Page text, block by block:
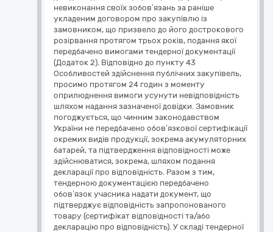
невиконання своїх зобов’язань за раніше
укладеним договором про закупівлю із
замовником, що призвело до його дострокового
розірвання протягом трьох років, подання якої
передбачено вимогами тендерної документації
(Додаток 2). Відповідно до пункту 43
Особливостей здійснення публічних закупівель,
просимо протягом 24 годин з моменту
оприлюднення вимоги усунути невідповідність
шляхом надання зазначеної довідки. Замовник
погоджується, що чинним законодавством
України не передбачено обов’язкової сертифікації
окремих видів продукції, зокрема акумуляторних
батарей, та підтвердження відповідності може
здійснюватися, зокрема, шляхом подання
декларації про відповідність. Разом з тим,
тендерною документацією передбачено
обов’язок учасника надати документ, що
підтверджує відповідність запропонованого
товару (сертифікат відповідності та/або
декларацію про відповідність). У складі тендерної